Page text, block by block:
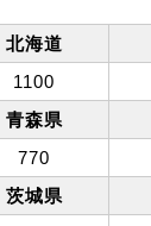
北海道
1100
青森県
770
茨城県